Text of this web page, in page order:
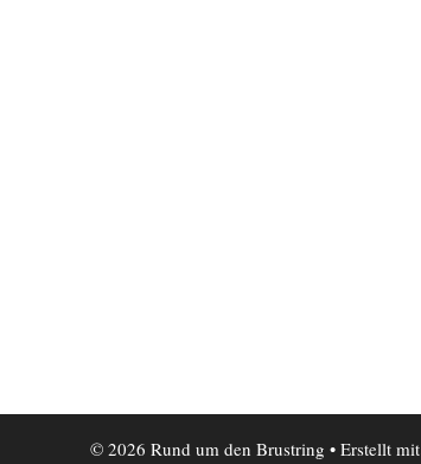
© 2026 Rund um den Brustring • Erstellt mit